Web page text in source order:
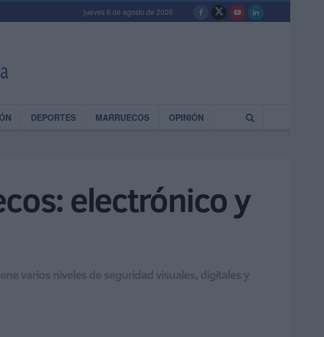
jueves 6 de agosto de 2026
DEPORTES MARRUECOS OPINIÓN
electrónico y
varios niveles de seguridad visuales, digitales y